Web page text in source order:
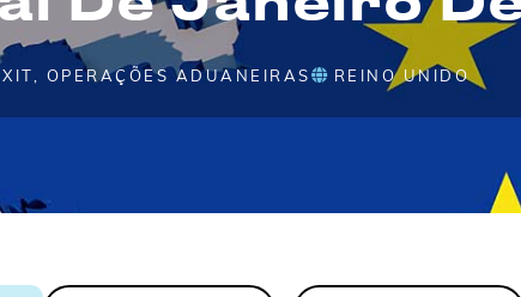
OPERAÇÕES ADUANEIRAS REINO UNIDO